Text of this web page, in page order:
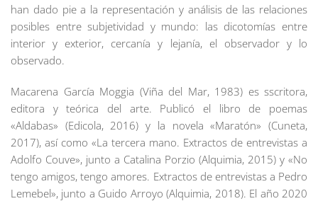
han dado pie a la representación y análisis de las relaciones
posibles entre subjetividad y mundo: las dicotomías entre
interior y exterior, cercanía y lejanía, el observador y lo
observado.
Macarena García Moggia (Viña del Mar, 1983) es sscritora,
editora y teórica del arte. Publicó el libro de poemas
«Aldabas» (Edicola, 2016) y la novela «Maratón» (Cuneta,
2017), así como «La tercera mano. Extractos de entrevistas a
Adolfo Couve», junto a Catalina Porzio (Alquimia, 2015) y «No
tengo amigos, tengo amores. Extractos de entrevistas a Pedro
Lemebel», junto a Guido Arroyo (Alquimia, 2018). El año 2020